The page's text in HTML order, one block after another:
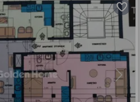
Next